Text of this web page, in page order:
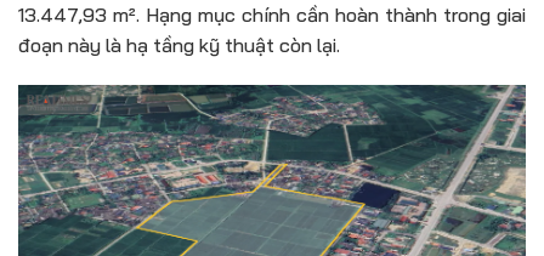
13.447,93 m². Hạng mục chính cần hoàn thành trong giai
đoạn này là hạ tầng kỹ thuật còn lại.